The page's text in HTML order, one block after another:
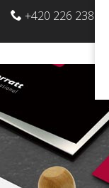
+420 226 238 700
CZ